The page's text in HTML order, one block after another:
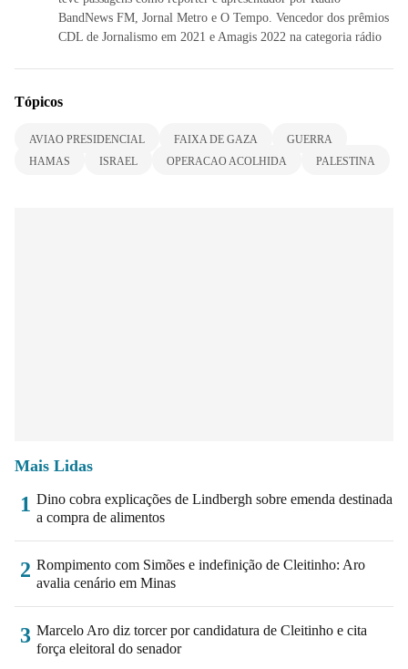
BandNews FM, Jornal Metro e O Tempo. Vencedor dos prêmios
CDL de Jornalismo em 2021 e Amagis 2022 na categoria rádio
Tópicos
AVIAO PRESIDENCIAL FAIXA DE GAZA
GUERRA
HAMAS
ISRAEL OPERACAO ACOLHIDA PALESTINA
Mais Lidas
1 Dino cobra explicações de Lindbergh sobre emenda destinada
a compra de alimentos
2 Rompimento com Simões e indefinição de Cleitinho: Aro
avalia cenário em Minas
3 Marcelo Aro diz torcer por candidatura de Cleitinho e cita
força eleitoral do senador